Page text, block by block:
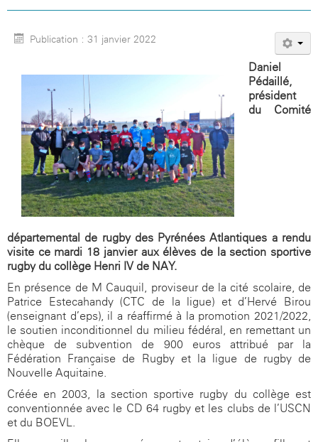
Publication : 31 janvier 2022
Daniel
Pédaillé,
président
du Comité
départemental de rugby des Pyrénées Atlantiques a rendu
visite ce mardi 18 janvier aux élèves de la section sportive
rugby du collège Henri IV de NAY.
En présence de M Cauquil, proviseur de la cité scolaire, de
Patrice Estecahandy (CTC de la ligue) et d’Hervé Birou
(enseignant d’eps), il a réaffirmé à la promotion 2021/2022,
le soutien inconditionnel du milieu fédéral, en remettant un
chèque de subvention de 900 euros attribué par la
Fédération Française de Rugby et la ligue de rugby de
Nouvelle Aquitaine.
Créée en 2003, la section sportive rugby du collège est
conventionnée avec le CD 64 rugby et les clubs de l’USCN
et du BOEVL.